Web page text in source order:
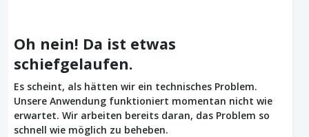
Oh nein! Da ist etwas
schiefgelaufen.
Es scheint, als hätten wir ein technisches Problem.
Unsere Anwendung funktioniert momentan nicht wie
erwartet. Wir arbeiten bereits daran, das Problem so
schnell wie möglich zu beheben.